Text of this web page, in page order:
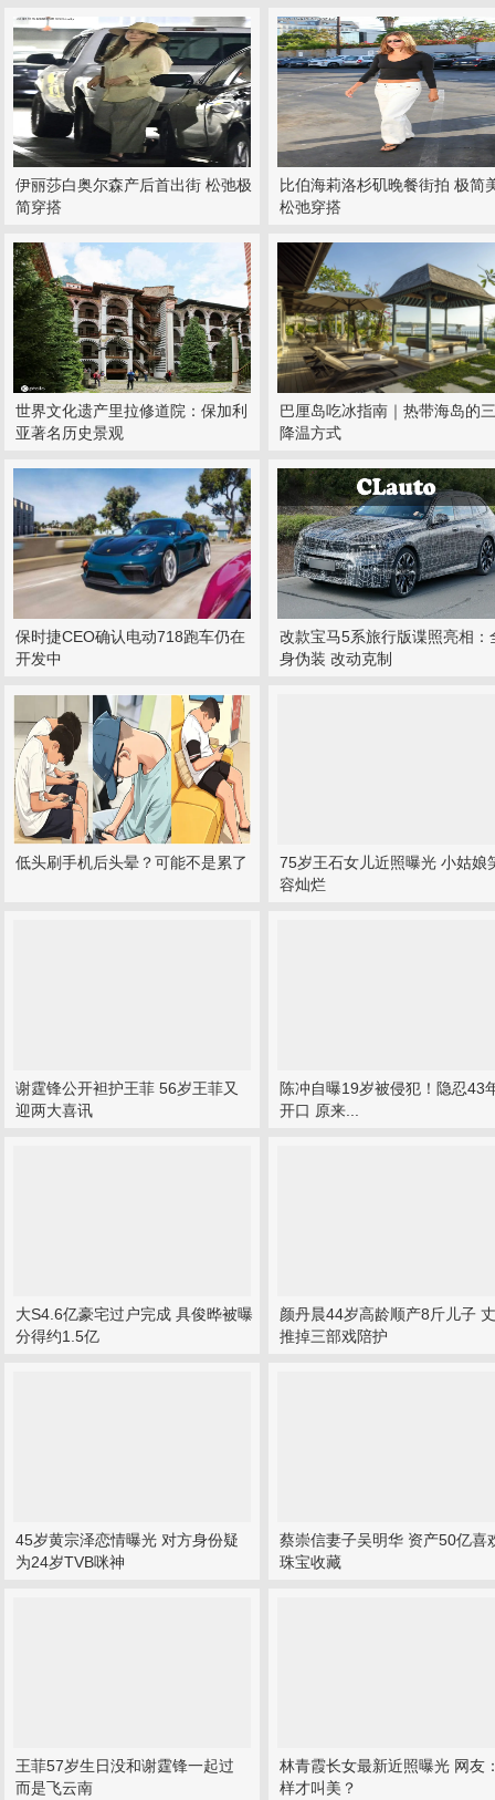
伊丽莎白奥尔森产后首出街 松弛极
简穿搭
比伯海莉洛杉矶晚餐街拍 极简
松弛穿搭
世界文化遗产里拉修道院：保加利
亚著名历史景观
巴厘岛吃冰指南｜热带海岛的
降温方式
保时捷CEO确认电动718跑车仍在
开发中
改款宝马5系旅行版谍照亮相：
身伪装 改动克制
低头刷手机后头晕？可能不是累了
75岁王石女儿近照曝光 小姑娘
容灿烂
谢霆锋公开袒护王菲 56岁王菲又
迎两大喜讯
陈冲自曝19岁被侵犯！隐忍43
开口 原来...
大S4.6亿豪宅过户完成 具俊晔被曝
分得约1.5亿
颜丹晨44岁高龄顺产8斤儿子
推掉三部戏陪护
45岁黄宗泽恋情曝光 对方身份疑
为24岁TVB咪神
蔡崇信妻子吴明华 资产50亿喜
珠宝收藏
王菲57岁生日没和谢霆锋一起过
而是飞云南
林青霞长女最新近照曝光 网友
样才叫美？